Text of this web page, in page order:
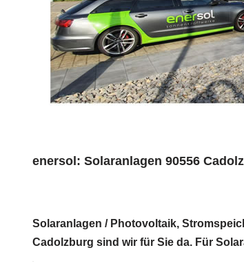
enersol: Solaranlagen 90556
Solaranlagen / Photovoltaik,
Cadolzburg sind wir für Sie da. Für